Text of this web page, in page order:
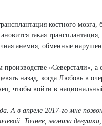
костного
такая
анемия, обменные
производстве
назад, когда Любовь в
чтобы войти в
А в апреле 2017-го мне
Точнее, звонила